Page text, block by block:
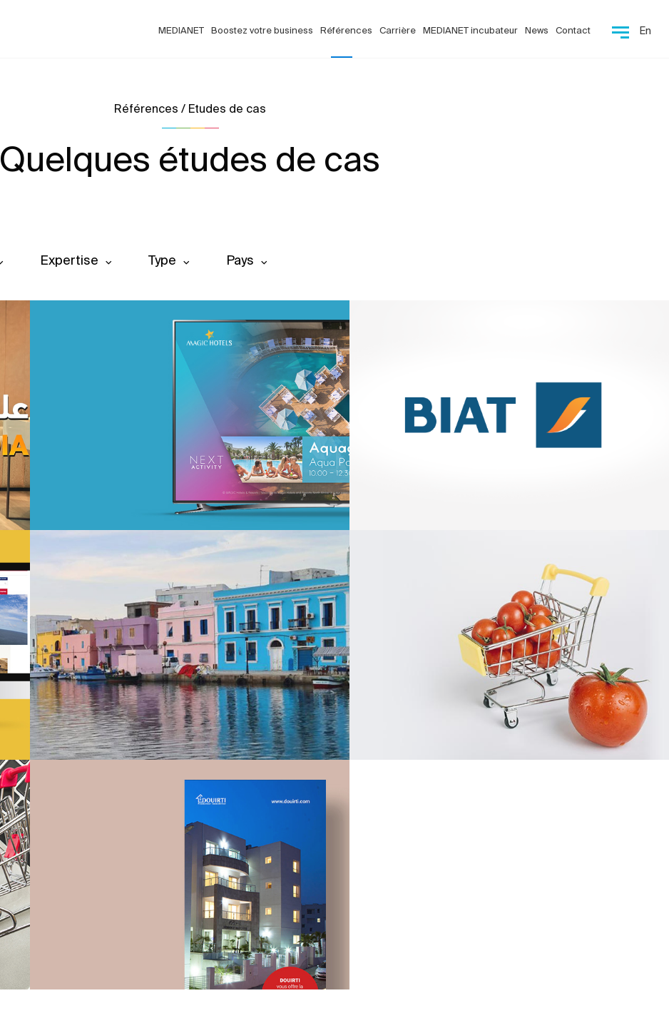
MEDIANET Boostez votre business Références Carrière MEDIANET incubateur News Contact En
Références / Etudes de cas
Quelques études de cas
Expertise Type Pays
Campagne BIAT TRE Juil. 2022
Marketing Digital & Com 360°
Plateformes digitales
Référencement
Stratégie Social Media
Solution e-commerce
Brand Content